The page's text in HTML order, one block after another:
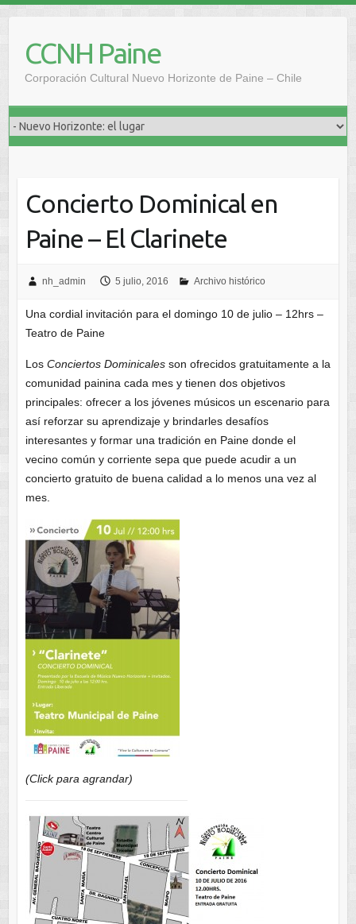
contenidoCCNH Paine
Corporación Cultural Nuevo Horizonte de Paine – Chile
Concierto Dominical en
Paine – El Clarinete
nh_admin 5 julio, 2016 Archivo histórico
Una cordial invitación para el domingo 10 de julio – 12hrs –
Teatro de Paine
Los Conciertos Dominicalesson ofrecidos gratuitamente a la
comunidad painina cada mes y tienen dos objetivos
principales: ofrecer a los jóvenes músicos un escenario para
así reforzar su aprendizaje y brindarles desafíos
interesantes y formar una tradición en Paine donde el
vecino común y corriente sepa que puede acudir a un
concierto gratuito de buena calidad a lo menos una vez al
mes.
(Click para agrandar)